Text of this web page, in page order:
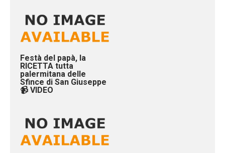
Festà del papà, la
RICETTA tutta
palermitana delle
Sfince di San Giuseppe
📹 VIDEO